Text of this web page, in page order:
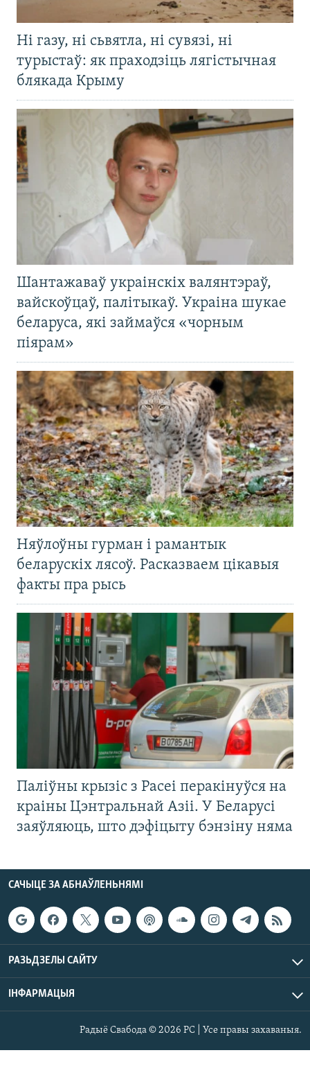
Ні газу, ні сьвятла, ні сувязі, ні
турыстаў: як праходзіць лягістычная
блякада Крыму
Шантажаваў украінскіх валянтэраў,
вайскоўцаў, палітыкаў. Украіна шукае
беларуса, які займаўся «чорным
піярам»
Няўлоўны гурман і рамантык
беларускіх лясоў. Расказваем цікавыя
факты пра рысь
Паліўны крызіс з Расеі перакінуўся на
краіны Цэнтральнай Азіі. У Беларусі
заяўляюць, што дэфіцыту бэнзіну няма
САЧЫЦЕ ЗА АБНАЎЛЕНЬНЯМІ
РАЗЬДЗЕЛЫ САЙТУ
ІНФАРМАЦЫЯ
Радыё Свабода © 2026 РС | Усе правы захаваныя.